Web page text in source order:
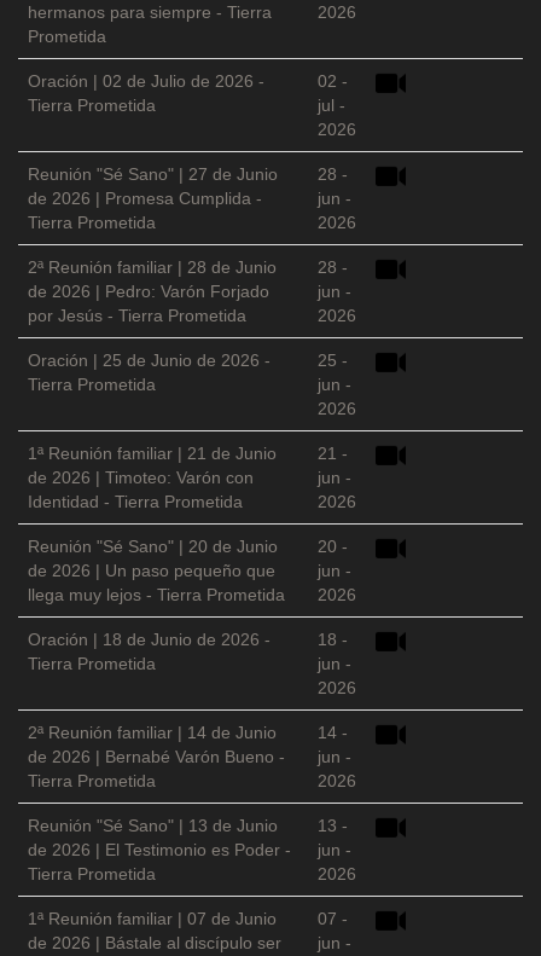
hermanos para siempre - Tierra
Prometida
2026
Oración | 02 de Julio de 2026 -
Tierra Prometida
02 -
jul -
2026
Reunión "Sé Sano" | 27 de Junio
de 2026 | Promesa Cumplida -
Tierra Prometida
28 -
jun -
2026
2ª Reunión familiar | 28 de Junio
de 2026 | Pedro: Varón Forjado
por Jesús - Tierra Prometida
28 -
jun -
2026
Oración | 25 de Junio de 2026 -
Tierra Prometida
25 -
jun -
2026
1ª Reunión familiar | 21 de Junio
de 2026 | Timoteo: Varón con
Identidad - Tierra Prometida
21 -
jun -
2026
Reunión "Sé Sano" | 20 de Junio
de 2026 | Un paso pequeño que
llega muy lejos - Tierra Prometida
20 -
jun -
2026
Oración | 18 de Junio de 2026 -
Tierra Prometida
18 -
jun -
2026
2ª Reunión familiar | 14 de Junio
de 2026 | Bernabé Varón Bueno -
Tierra Prometida
14 -
jun -
2026
Reunión "Sé Sano" | 13 de Junio
de 2026 | El Testimonio es Poder -
Tierra Prometida
13 -
jun -
2026
1ª Reunión familiar | 07 de Junio
de 2026 | Bástale al discípulo ser
07 -
jun -